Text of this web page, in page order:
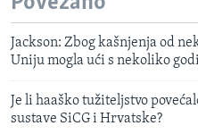
Jackson: Zbog kašnjenja od
Uniju mogla ući s nekoliko
Je li haaško tužiteljstvo
sustave SiCG i Hrvatske?